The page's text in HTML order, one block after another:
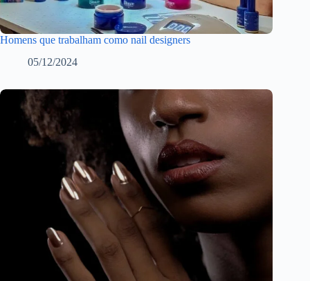
Homens que trabalham como nail designers
05/12/2024